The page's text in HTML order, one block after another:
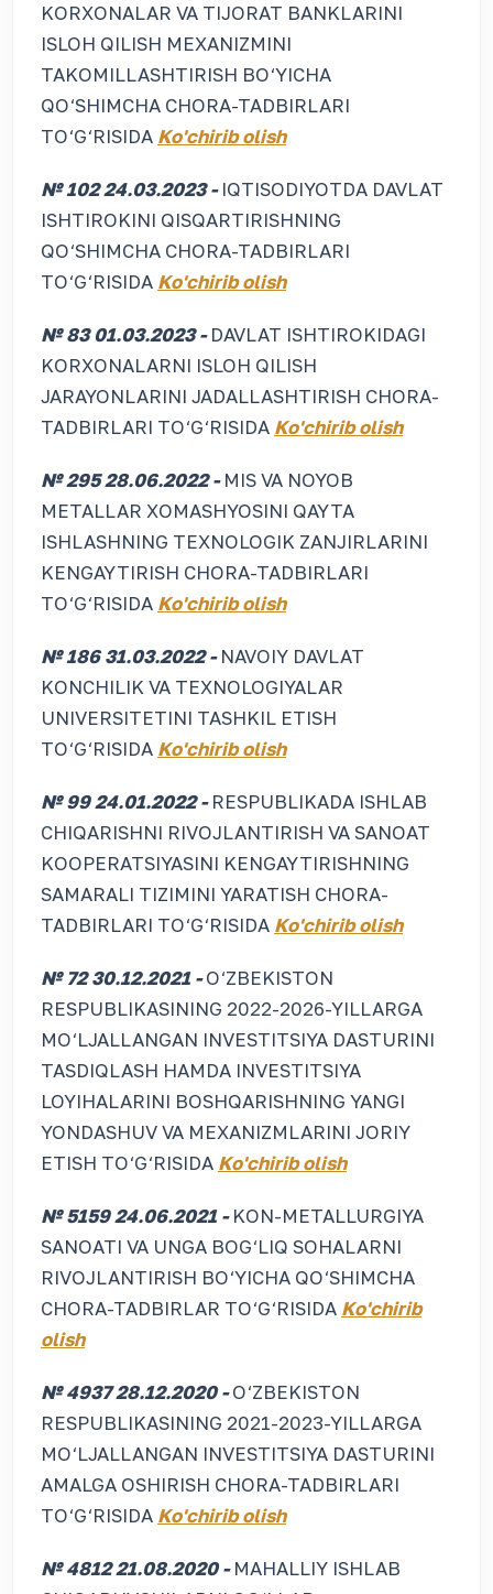
KORXONALAR VA TIJORAT BANKLARINI
ISLOH QILISH MEXANIZMINI
TAKOMILLASHTIRISH BO‘YICHA
QO‘SHIMCHA CHORA-TADBIRLARI
TO‘G‘RISIDA Ko'chirib olish
№ 102 24.03.2023 -IQTISODIYOTDA DAVLAT
ISHTIROKINI QISQARTIRISHNING
QO‘SHIMCHA CHORA-TADBIRLARI
TO‘G‘RISIDA Ko'chirib olish
№ 83 01.03.2023 -DAVLAT ISHTIROKIDAGI
KORXONALARNI ISLOH QILISH
JARAYONLARINI JADALLASHTIRISH CHORA-
TADBIRLARI TO‘G‘RISIDA Ko'chirib olish
№ 295 28.06.2022 -MIS VA NOYOB
METALLAR XOMASHYOSINI QAYTA
ISHLASHNING TEXNOLOGIK ZANJIRLARINI
KENGAYTIRISH CHORA-TADBIRLARI
TO‘G‘RISIDA Ko'chirib olish
№ 186 31.03.2022 -NAVOIY DAVLAT
KONCHILIK VA TEXNOLOGIYALAR
UNIVERSITETINI TASHKIL ETISH
TO‘G‘RISIDA Ko'chirib olish
№ 99 24.01.2022 -RESPUBLIKADA ISHLAB
CHIQARISHNI RIVOJLANTIRISH VA SANOAT
KOOPERATSIYASINI KENGAYTIRISHNING
SAMARALI TIZIMINI YARATISH CHORA-
TADBIRLARI TO‘G‘RISIDA Ko'chirib olish
№ 72 30.12.2021 -O‘ZBEKISTON
RESPUBLIKASINING 2022-2026-YILLARGA
MO‘LJALLANGAN INVESTITSIYA DASTURINI
TASDIQLASH HAMDA INVESTITSIYA
LOYIHALARINI BOSHQARISHNING YANGI
YONDASHUV VA MEXANIZMLARINI JORIY
ETISH TO‘G‘RISIDA Ko'chirib olish
№ 5159 24.06.2021 -KON-METALLURGIYA
SANOATI VA UNGA BOG‘LIQ SOHALARNI
RIVOJLANTIRISH BO‘YICHA QO‘SHIMCHA
CHORA-TADBIRLAR TO‘G‘RISIDA Ko'chirib
olish
№ 4937 28.12.2020 -O‘ZBEKISTON
RESPUBLIKASINING 2021-2023-YILLARGA
MO‘LJALLANGAN INVESTITSIYA DASTURINI
AMALGA OSHIRISH CHORA-TADBIRLARI
TO‘G‘RISIDA Ko'chirib olish
№ 4812 21.08.2020 -MAHALLIY ISHLAB